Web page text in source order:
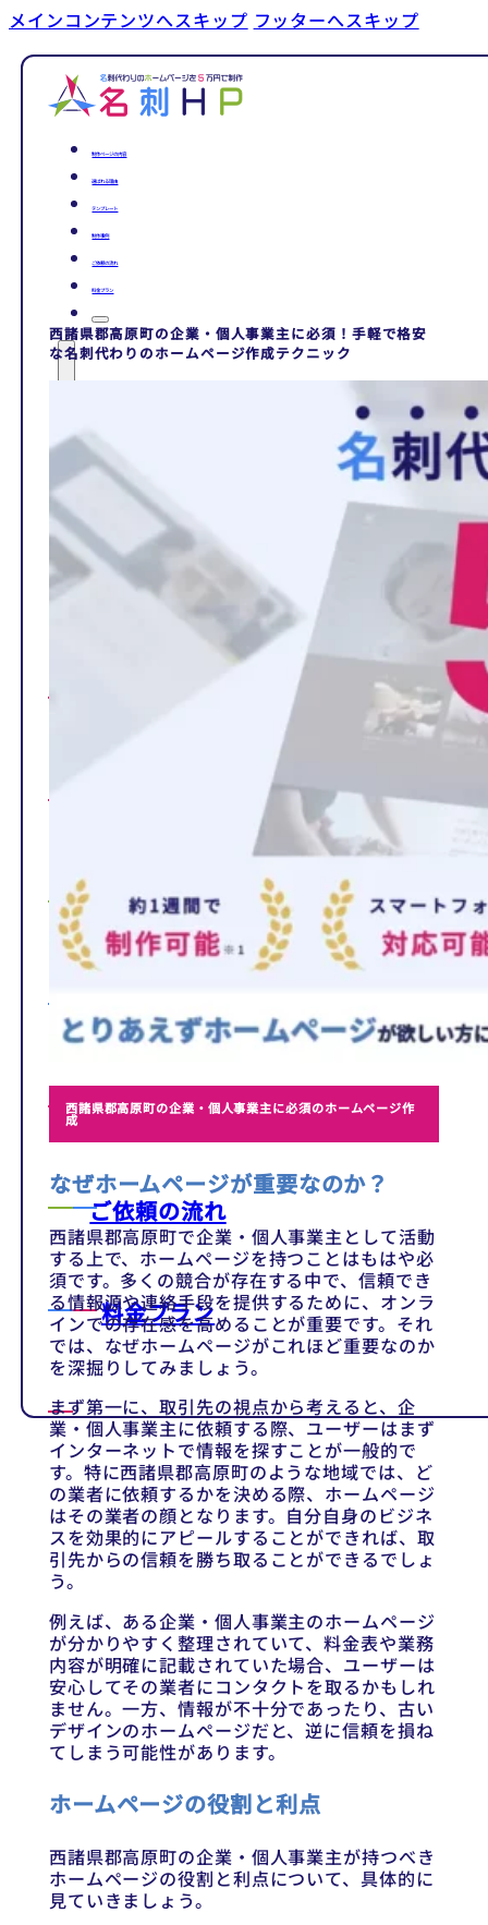
メインコンテンツへスキップ フッターへスキップ
制作ページの内容
選ばれる理由
テンプレート
制作事例
ご依頼の流れ
料金プラン
選ばれる理由
制作事例
ご依頼の流れ
料金プラン
西諸県郡高原町の企業・個人事業主に必須！手軽で格安
な名刺代わりのホームページ作成テクニック
西諸県郡高原町の企業・個人事業主に必須のホームページ作
成
なぜホームページが重要なのか？
西諸県郡高原町で企業・個人事業主として活動
する上で、ホームページを持つことはもはや必
須です。多くの競合が存在する中で、信頼でき
る情報源や連絡手段を提供するために、オンラ
インでの存在感を高めることが重要です。それ
では、なぜホームページがこれほど重要なのか
を深掘りしてみましょう。
まず第一に、取引先の視点から考えると、企
業・個人事業主に依頼する際、ユーザーはまず
インターネットで情報を探すことが一般的で
す。特に西諸県郡高原町のような地域では、ど
の業者に依頼するかを決める際、ホームページ
はその業者の顔となります。自分自身のビジネ
スを効果的にアピールすることができれば、取
引先からの信頼を勝ち取ることができるでしょ
う。
例えば、ある企業・個人事業主のホームページ
が分かりやすく整理されていて、料金表や業務
内容が明確に記載されていた場合、ユーザーは
安心してその業者にコンタクトを取るかもしれ
ません。一方、情報が不十分であったり、古い
デザインのホームページだと、逆に信頼を損ね
てしまう可能性があります。
ホームページの役割と利点
西諸県郡高原町の企業・個人事業主が持つべき
ホームページの役割と利点について、具体的に
見ていきましょう。